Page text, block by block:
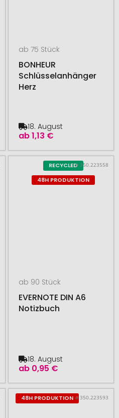
ab 75 Stück
BONHEUR
Schlüsselanhänger
Herz
ab1,13 €
18. August
RECYCLED
48H PRODUKTION
# 350.223558
ab 90 Stück
EVERNOTE DIN A6
Notizbuch
ab 0,95 €
18. August
48H PRODUKTION # 350.223593